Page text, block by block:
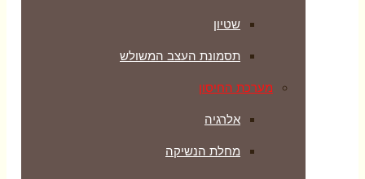
שטיון
תסמונת העצב המשולש
מערכת החיסון
אלרגיה
מחלת הנשיקה